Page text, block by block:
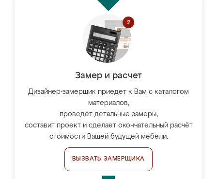
Замер и расчет
Дизайнер-замерщик приедет к Вам с каталогом
материалов,
проведёт детальные замеры,
составит проект и сделает окончательный расчёт
стоимости Вашей будущей мебели.
ВЫЗВАТЬ ЗАМЕРЩИКА